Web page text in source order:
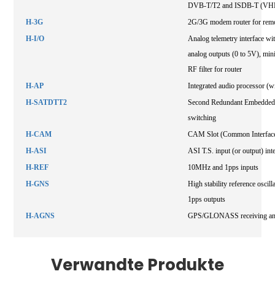
DVB-T/T2 and ISDB-T
H-3G
2G/3G modem router for
H-I/O
Analog telemetry interface
analog outputs (0 to 5V),
RF filter for router
H-AP
Integrated audio processor
H-SATDTT2
Second Redundant
switching
H-CAM
CAM Slot (Common
H-ASI
ASI T.S. input (or output)
H-REF
10MHz and 1pps inputs
H-GNS
High stability reference
1pps outputs
H-AGNS
GPS/GLONASS receiving
Verwandte Produkte